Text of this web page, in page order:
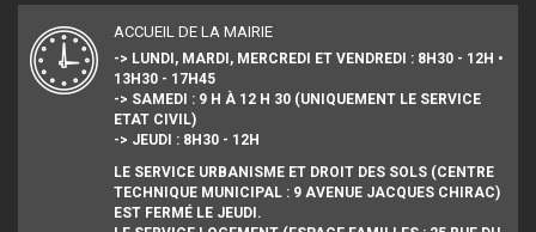
ACCUEIL DE LA MAIRIE
-> LUNDI, MARDI, MERCREDI ET VENDREDI : 8H30 - 12H •
13H30 - 17H45
-> SAMEDI : 9 H À 12 H 30 (UNIQUEMENT LE SERVICE
ETAT CIVIL)
-> JEUDI : 8H30 - 12H
LE SERVICE URBANISME ET DROIT DES SOLS (CENTRE
TECHNIQUE MUNICIPAL : 9 AVENUE JACQUES CHIRAC)
EST FERMÉ LE JEUDI.